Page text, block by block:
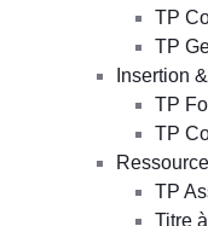
TP
TP
Insertion
TP
TP
TP
Titre